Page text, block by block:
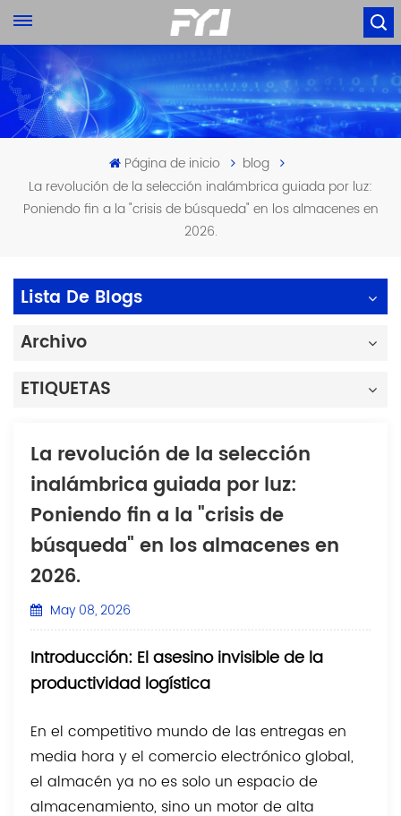
Página de inicio
blog
La revolución de la selección inalámbrica guiada por luz:
Poniendo fin a la "crisis de búsqueda" en los almacenes en
2026.
Lista De Blogs
Archivo
ETIQUETAS
La revolución de la selección
inalámbrica guiada por luz:
Poniendo fin a la "crisis de
búsqueda" en los almacenes en
2026.
May 08, 2026
Introducción: El asesino invisible de la
productividad logística
En el competitivo mundo de las entregas en
media hora y el comercio electrónico global,
el almacén ya no es solo un espacio de
almacenamiento, sino un motor de alta